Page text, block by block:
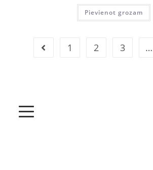
Pievienot grozam
1 2 3 …